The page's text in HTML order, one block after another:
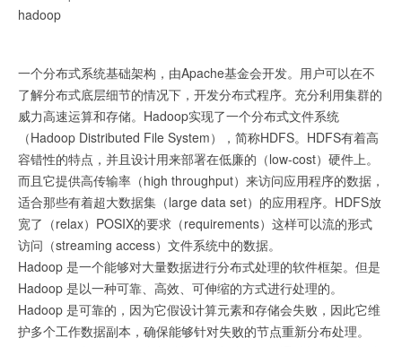
hadoop
一个分布式系统基础架构，由Apache基金会开发。用户可以在不
了解分布式底层细节的情况下，开发分布式程序。充分利用集群的
威力高速运算和存储。Hadoop实现了一个分布式文件系统
（Hadoop Distributed File System），简称HDFS。HDFS有着高
容错性的特点，并且设计用来部署在低廉的（low-cost）硬件上。
而且它提供高传输率（high throughput）来访问应用程序的数据，
适合那些有着超大数据集（large data set）的应用程序。HDFS放
宽了（relax）POSIX的要求（requirements）这样可以流的形式
访问（streaming access）文件系统中的数据。
Hadoop 是一个能够对大量数据进行分布式处理的软件框架。但是
Hadoop 是以一种可靠、高效、可伸缩的方式进行处理的。
Hadoop 是可靠的，因为它假设计算元素和存储会失败，因此它维
护多个工作数据副本，确保能够针对失败的节点重新分布处理。